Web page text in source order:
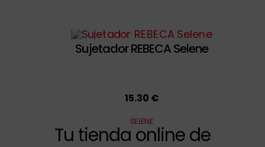
Sujetador REBECA Selene
15.30 €
SELENE
Tu tienda online de